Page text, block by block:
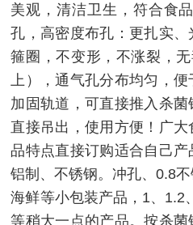
美观，清洁卫生，符合食
孔，高密度布孔：更扎实
箍圈，不变形，不涨裂，
上），通气孔分布均匀，
加固轨道，可直接推入杀菌
直接吊出，使用方便！广
品特点直接订购适合自己
铝制、不锈钢。冲孔、0.8
海鲜等小包装产品，1、1.2
等稍大一点的产品。按杀